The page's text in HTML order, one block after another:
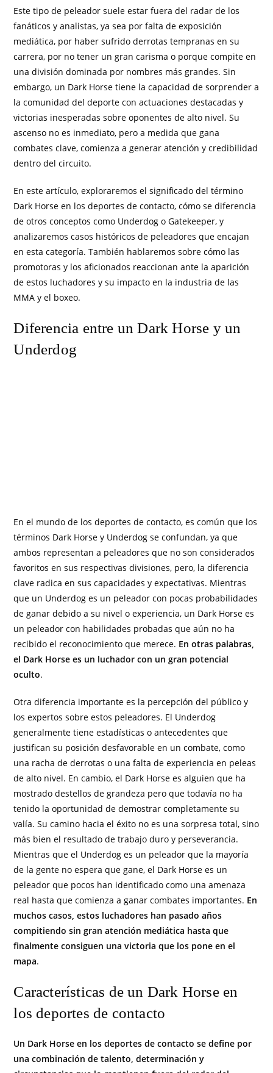
Este tipo de peleador suele estar fuera del radar de los
fanáticos y analistas, ya sea por falta de exposición
mediática, por haber sufrido derrotas tempranas en su
carrera, por no tener un gran carisma o porque compite en
una división dominada por nombres más grandes. Sin
embargo, un Dark Horse tiene la capacidad de sorprender a
la comunidad del deporte con actuaciones destacadas y
victorias inesperadas sobre oponentes de alto nivel. Su
ascenso no es inmediato, pero a medida que gana
combates clave, comienza a generar atención y credibilidad
dentro del circuito.
En este artículo, exploraremos el significado del término
Dark Horse en los deportes de contacto, cómo se diferencia
de otros conceptos como Underdog o Gatekeeper, y
analizaremos casos históricos de peleadores que encajan
en esta categoría. También hablaremos sobre cómo las
promotoras y los aficionados reaccionan ante la aparición
de estos luchadores y su impacto en la industria de las
MMA y el boxeo.
Diferencia entre un Dark Horse y un
Underdog
En el mundo de los deportes de contacto, es común que los
términos Dark Horse y Underdog se confundan, ya que
ambos representan a peleadores que no son considerados
favoritos en sus respectivas divisiones, pero, la diferencia
clave radica en sus capacidades y expectativas. Mientras
que un Underdog es un peleador con pocas probabilidades
de ganar debido a su nivel o experiencia, un Dark Horse es
un peleador con habilidades probadas que aún no ha
recibido el reconocimiento que merece. En otras palabras,
el Dark Horse es un luchador con un gran potencial
oculto.
Otra diferencia importante es la percepción del público y
los expertos sobre estos peleadores. El Underdog
generalmente tiene estadísticas o antecedentes que
justifican su posición desfavorable en un combate, como
una racha de derrotas o una falta de experiencia en peleas
de alto nivel. En cambio, el Dark Horse es alguien que ha
mostrado destellos de grandeza pero que todavía no ha
tenido la oportunidad de demostrar completamente su
valía. Su camino hacia el éxito no es una sorpresa total, sino
más bien el resultado de trabajo duro y perseverancia.
Mientras que el Underdog es un peleador que la mayoría
de la gente no espera que gane, el Dark Horse es un
peleador que pocos han identificado como una amenaza
real hasta que comienza a ganar combates importantes. En
muchos casos, estos luchadores han pasado años
compitiendo sin gran atención mediática hasta que
finalmente consiguen una victoria que los pone en el
mapa.
Características de un Dark Horse en
los deportes de contacto
Un Dark Horse en los deportes de contacto se define por
una combinación de talento, determinación y